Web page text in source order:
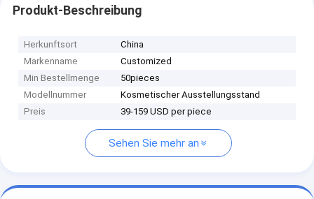
Produkt-Beschreibung
Herkunftsort
China
Markenname
Customized
Min Bestellmenge
50pieces
Modellnummer
Kosmetischer Ausstellungsstand
Preis
39-159 USD per piece
Sehen Sie mehr an